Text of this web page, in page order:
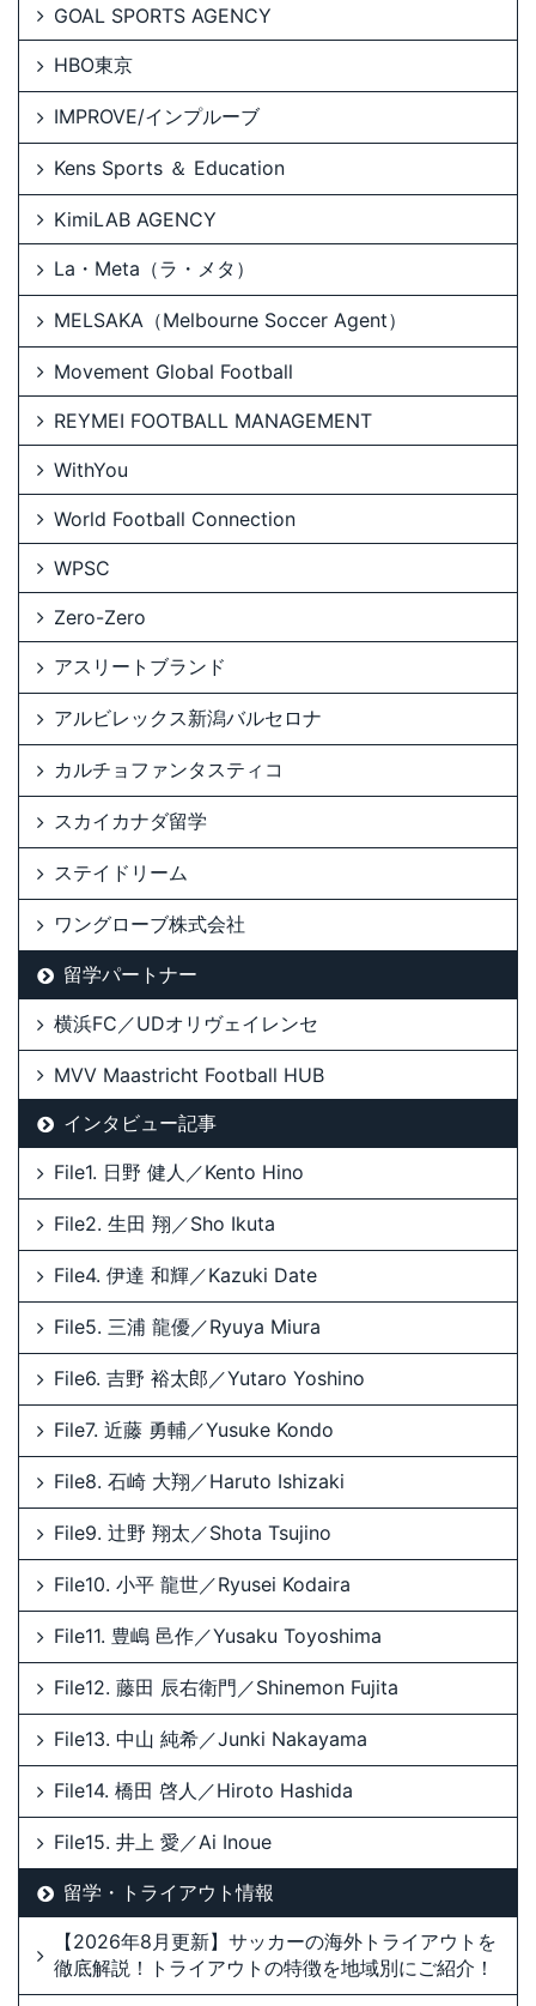
GOAL SPORTS AGENCY
HBO東京
IMPROVE/インプルーブ
Kens Sports ＆ Education
KimiLAB AGENCY
La・Meta（ラ・メタ）
MELSAKA（Melbourne Soccer Agent）
Movement Global Football
REYMEI FOOTBALL MANAGEMENT
WithYou
World Football Connection
WPSC
Zero-Zero
アスリートブランド
アルビレックス新潟バルセロナ
カルチョファンタスティコ
スカイカナダ留学
ステイドリーム
ワングローブ株式会社
留学パートナー
横浜FC／UDオリヴェイレンセ
MVV Maastricht Football HUB
インタビュー記事
File1. 日野 健人／Kento Hino
File2. 生田 翔／Sho Ikuta
File4. 伊達 和輝／Kazuki Date
File5. 三浦 龍優／Ryuya Miura
File6. 吉野 裕太郎／Yutaro Yoshino
File7. 近藤 勇輔／Yusuke Kondo
File8. 石崎 大翔／Haruto Ishizaki
File9. 辻野 翔太／Shota Tsujino
File10. 小平 龍世／Ryusei Kodaira
File11. 豊嶋 邑作／Yusaku Toyoshima
File12. 藤田 辰右衛門／Shinemon Fujita
File13. 中山 純希／Junki Nakayama
File14. 橋田 啓人／Hiroto Hashida
File15. 井上 愛／Ai Inoue
留学・トライアウト情報
【2026年8月更新】サッカーの海外トライアウトを
徹底解説！トライアウトの特徴を地域別にご紹介！